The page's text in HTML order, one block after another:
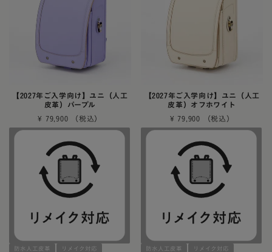
【2027年ご入学向け】ユニ（人工
皮革）パープル
¥ 79,900
防水人工皮革 リメイク対応
【2027年ご入学向け】ユニ（人工
皮革）オフホワイト
¥ 79,900
防水人工皮革 リメイク対応